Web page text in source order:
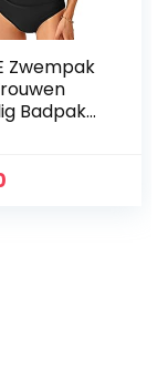
Zwempak
Badpak